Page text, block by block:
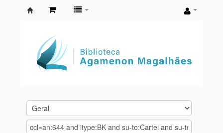
Agamenon
Magalhães